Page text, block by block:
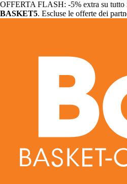
OFFERTA FLASH: -5% extra su tutto
BASKET5. Escluse le offerte dei